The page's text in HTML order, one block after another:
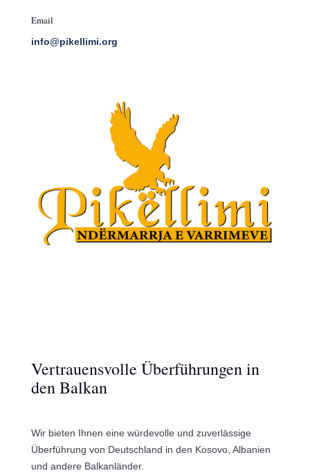
Email
info@pikellimi.org
Vertrauensvolle Überführungen in
den Balkan
Wir bieten Ihnen eine würdevolle und zuverlässige
Überführung von Deutschland in den Kosovo, Albanien
und andere Balkanländer.